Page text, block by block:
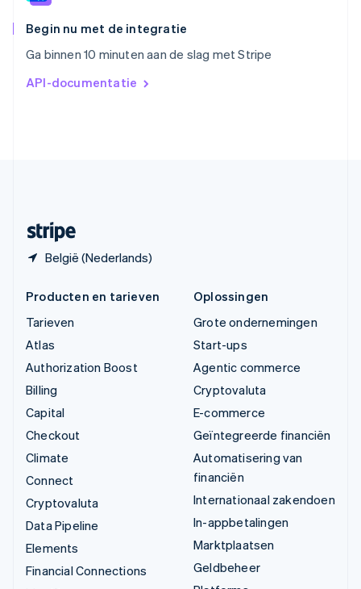
Begin nu met de integratie
Ga binnen 10 minuten aan de slag met Stripe
API-documentatie
België (Nederlands)
Tsjechië
English
简体中文English
English
Producten en tarieven
Tarieven
Atlas
Authorization Boost
Billing
Capital
Checkout
Climate
Connect
Cryptovaluta
Data Pipeline
Elements
Financial Connections
Oplossingen
Grote ondernemingen
Start-ups
Agentic commerce
Cryptovaluta
E-commerce
Geïntegreerde financiën
Automatisering van
financiën
Internationaal zakendoen
In-appbetalingen
Marktplaatsen
Geldbeheer